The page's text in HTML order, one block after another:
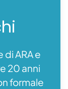
ARA e
20 anni
formale